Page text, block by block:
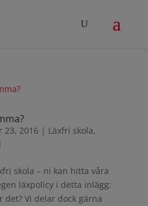
23, 2016 | Läxfri skola,
skola – ni kan hitta våra
läxpolicy i detta inlägg:
det? Vi delar dock gärna